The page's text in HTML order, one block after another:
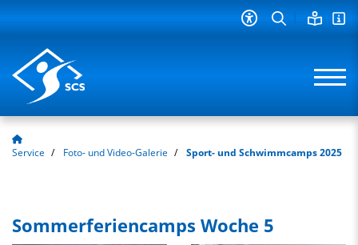
Service Foto- und Video-Galerie Sport- und Schwimmcamps 2025
Sommerferiencamps Woche 5